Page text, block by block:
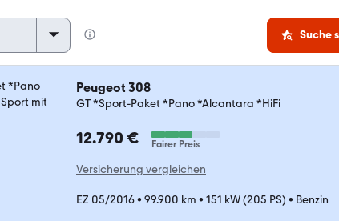
Suche
Peugeot 308
GT *Sport-Paket *Pano *Alcantara *HiFi
12.790 € Fairer Preis
Versicherung vergleichen
EZ 05/2016• 99.900 km • 151 kW (205 PS) • Benzin